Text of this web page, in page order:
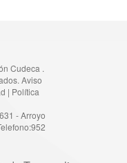
Cudeca .
Aviso
| Política
- Arroyo